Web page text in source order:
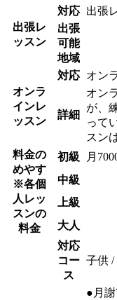
出張レ
ッスン
対応
出張
出張
可能
地域
オンラ
インレ
ッスン
対応 オン
詳細
オン
が、
って
スン
料金の
めやす
※各個
人レッ
スンの
料金
初級
月
中級
上級
大人
対応
コー
ス
子供 /
●月謝